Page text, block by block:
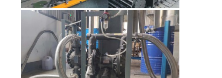
ΖΗΤΉΣΤΕ
ΑΠΌΣΠΑΣΜΑ